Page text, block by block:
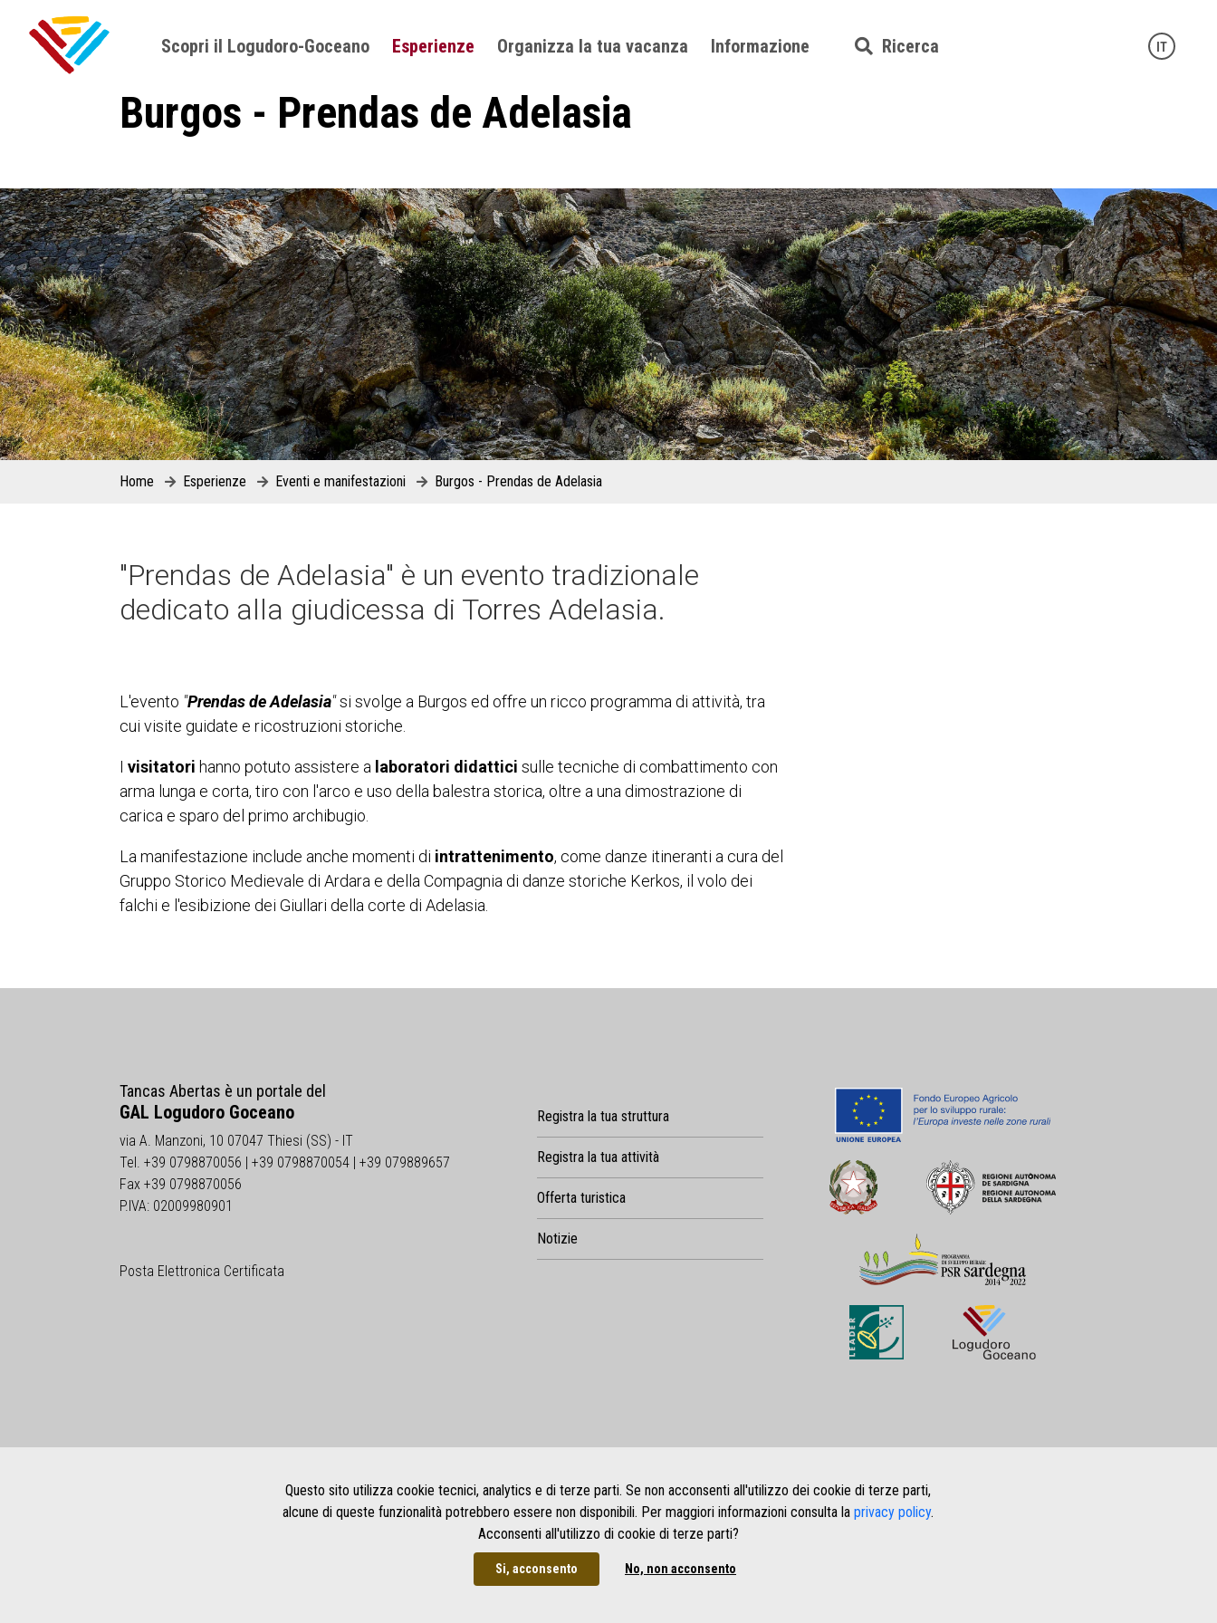
Scopri il Logudoro-Goceano Esperienze Organizza la tua vacanza Informazione Ricerca IT
Burgos - Prendas de Adelasia
Home Esperienze Eventi e manifestazioni Burgos - Prendas de Adelasia
"Prendas de Adelasia" è un evento tradizionale
dedicato alla giudicessa di Torres Adelasia.
L'evento "Prendas de Adelasia"si svolge a Burgos ed offre un ricco programma di attività, tra
cui visite guidate e ricostruzioni storiche.
I visitatori hanno potuto assistere a laboratori didattici sulle tecniche di combattimento con
arma lunga e corta, tiro con l'arco e uso della balestra storica, oltre a una dimostrazione di
carica e sparo del primo archibugio.
La manifestazione include anche momenti di intrattenimento, come danze itineranti a cura del
Gruppo Storico Medievale di Ardara e della Compagnia di danze storiche Kerkos, il volo dei
falchi e l'esibizione dei Giullari della corte di Adelasia.
Tancas Abertas è un portale del
GAL Logudoro Goceano
via A. Manzoni, 10 07047 Thiesi (SS) - IT
Tel. +39 0798870056 | +39 0798870054 | +39 079889657
Fax +39 0798870056
P.IVA: 02009980901
Posta Elettronica Certificata
Registra la tua struttura
Registra la tua attività
Offerta turistica
Notizie
Questo sito utilizza cookie tecnici, analytics e di terze parti. Se non acconsenti all'utilizzo dei cookie di terze parti,
alcune di queste funzionalità potrebbero essere non disponibili. Per maggiori informazioni consulta laprivacy policy.
Acconsenti all'utilizzo di cookie di terze parti?
Si, acconsento No, non acconsento